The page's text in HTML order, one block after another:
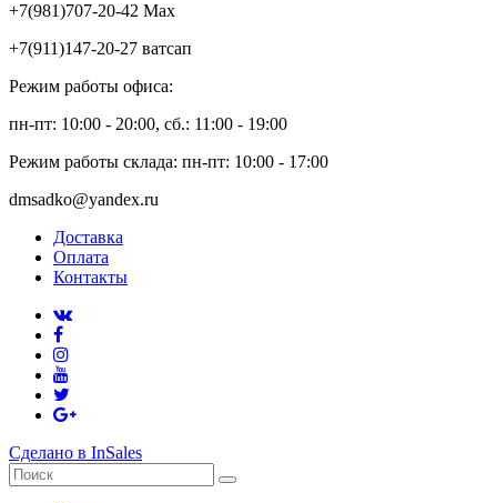
+7(981)707-20-42 Max
+7(911)147-20-27 ватсап
Режим работы офиса:
пн-пт: 10:00 - 20:00, сб.: 11:00 - 19:00
Режим работы склада: пн-пт: 10:00 - 17:00
dmsadko@yandex.ru
Доставка
Оплата
Контакты
Сделано в InSales